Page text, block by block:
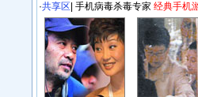
·共享区 手机病毒杀毒专家 经典手机